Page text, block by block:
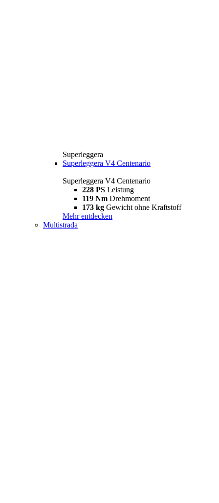
Superleggera
Superleggera V4 Centenario
Superleggera V4 Centenario
228 PS Leistung
119 Nm Drehmoment
173 kg Gewicht ohne Kraftstoff
Mehr entdecken
Multistrada